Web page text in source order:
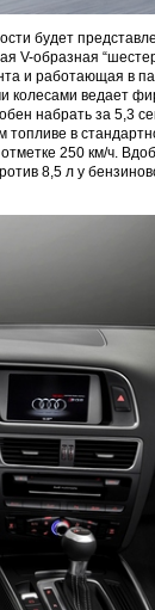
будет
V-образная
и работающая в
колесами ведает
набрать за 5,3
в
250 км/ч.
8,5 л у